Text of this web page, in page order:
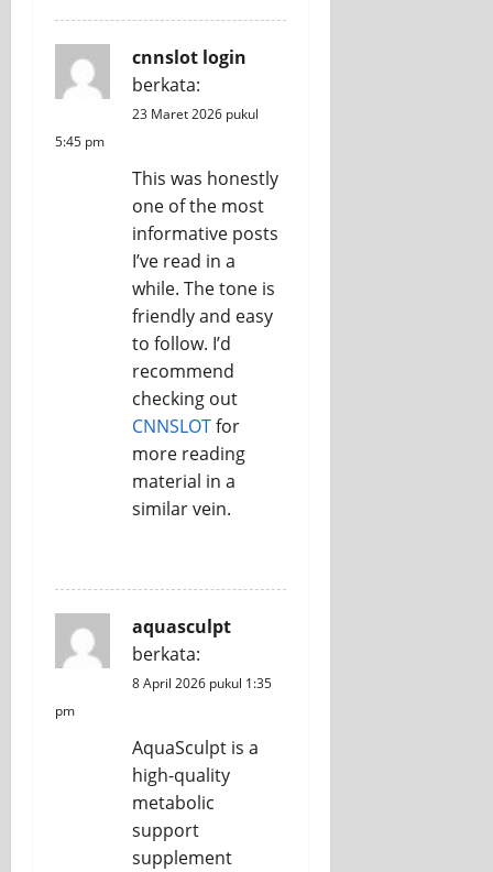
cnnslot login
berkata:
23 Maret 2026 pukul
5:45 pm
This was honestly
one of the most
informative posts
I’ve read in a
while. The tone is
friendly and easy
to follow. I’d
recommend
checking out
CNNSLOTfor
more reading
material in a
similar vein.
aquasculpt
berkata:
8 April 2026 pukul 1:35
pm
AquaSculpt is a
high-quality
metabolic
support
supplement